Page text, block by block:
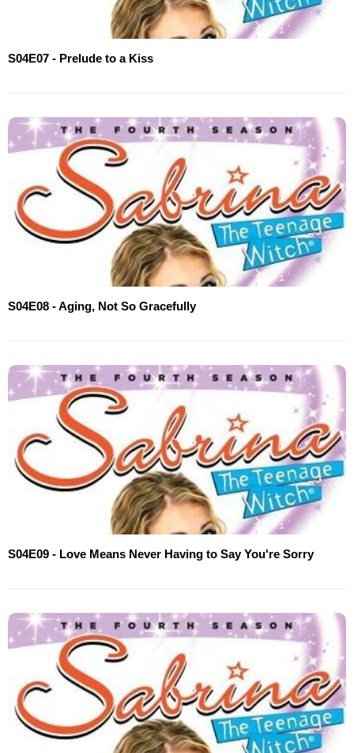
S04E07 - Prelude to a Kiss
S04E08 - Aging, Not So Gracefully
S04E09 - Love Means Never Having to Say You're Sorry